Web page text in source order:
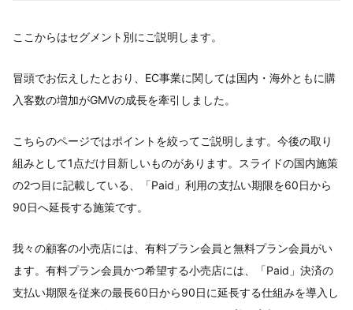
ここからはセグメント別にご説明します。
冒頭でお伝えしたとおり、EC事業に関しては国内・海外ともに購
入客数の増加がGMVの成長を牽引しました。
こちらのページではポイントを絞ってご説明します。今後の取り
組みとして1点だけ目新しいものがあります。スライドの国内施策
の2つ目に記載している、「Paid」利用の支払い期限を60日から
90日へ延長する施策です。
我々の顧客の小売店には、有料プラン会員と無料プラン会員がい
ます。有料プラン会員かつ希望する小売店には、「Paid」決済の
支払い期限を従来の最長60日から90日に延長する仕組みを導入し